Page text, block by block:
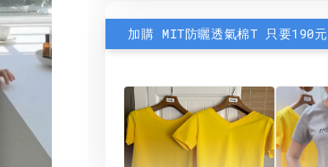
加購 MIT防曬透氣棉T 只要190元